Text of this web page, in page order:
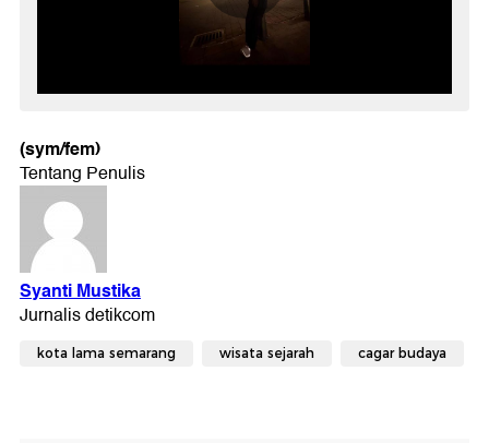
(sym/fem)
kota lama semarang wisata sejarah cagar budaya